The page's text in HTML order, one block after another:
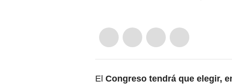
El Congreso tendrá que elegir,